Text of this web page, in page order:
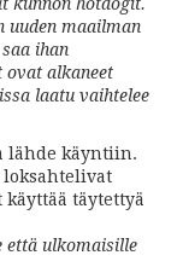
uuden maailman
ihan
ovat alkaneet
laatu vaihtelee
lähde käyntiin.
täytettyä
että ulkomaisille